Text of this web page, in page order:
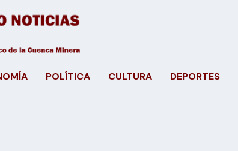
POLÍTICA CULTURA DEPORTES